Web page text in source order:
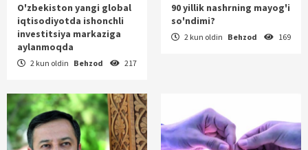
O'zbekiston yangi global
iqtisodiyotda ishonchli
investitsiya markaziga
aylanmoqda
2 kun oldin Behzod 217
90 yillik nashrning mayog'i
so'ndimi?
2 kun oldin Behzod 169